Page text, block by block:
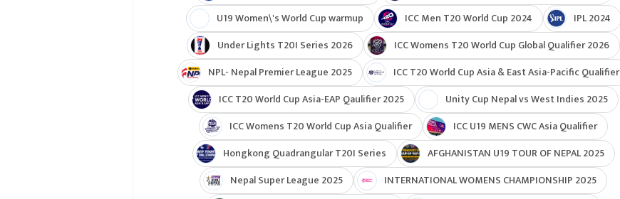
U19 Women\'s World Cup warmup
ICC Men T20 World Cup 2024
IPL 2024
Under Lights T20I Series 2026
ICC Womens T20 World Cup Global Qualifier 2026
NPL- Nepal Premier League 2025
ICC T20 World Cup Asia & East Asia-Pacific Qualifier
ICC T20 World Cup Asia-EAP Qaulifier 2025
Unity Cup Nepal vs West Indies 2025
ICC Womens T20 World Cup Asia Qualifier
ICC U19 MENS CWC Asia Qualifier
Hongkong Quadrangular T20I Series
AFGHANISTAN U19 TOUR OF NEPAL 2025
Nepal Super League 2025
INTERNATIONAL WOMENS CHAMPIONSHIP 2025